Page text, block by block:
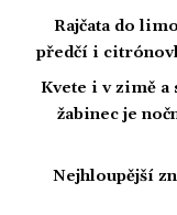
Rajčata do
předčí i
Kvete i v zimě a
žabinec je
Nejhloupější